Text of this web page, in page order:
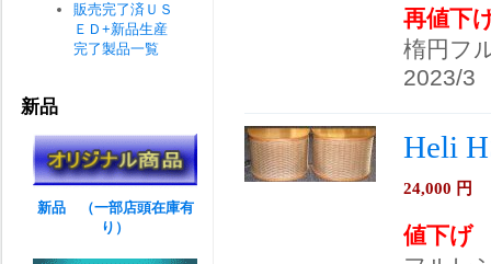
再値下
楕円フ
2023/3
Heli
24,000 円
値下げ
販売完了済ＵＳ
ＥＤ+新品生産
完了製品一覧
新品
新品 （一部店頭在庫有
り）